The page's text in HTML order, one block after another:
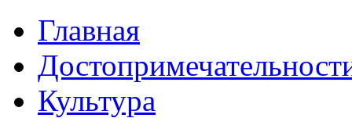
Главная
Культура